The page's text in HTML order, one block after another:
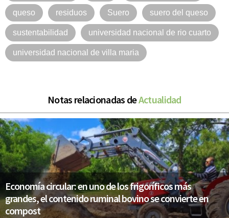
queso residuos Suero suero del queso
sustentabilidad universidad nacional de rio cuarto
universidad nacional de villa maria
Notas relacionadas deActualidad
Economía circular: en uno de los frigoríficos más
grandes, el contenido ruminal bovino se convierte en
compost